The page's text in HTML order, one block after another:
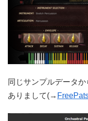
同じサンプルデータ
ありまして(→